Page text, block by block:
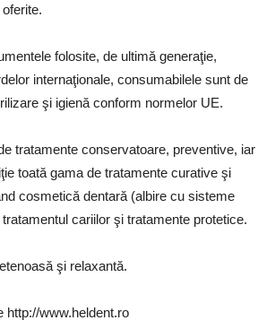
folosite, de ultimă generaţie,
internaţionale, consumabilele sunt de
şi igienă conform normelor UE.
tratamente conservatoare, preventive, iar
toată gama de tratamente curative şi
cosmetică dentară (albire cu sisteme
cariilor şi tratamente protetice.
şi relaxantă.
http://www.heldent.ro